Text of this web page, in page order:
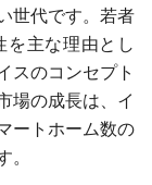
世代です。若者
を主な理由とし
スのコンセプト
場の成長は、イ
ートホーム数の